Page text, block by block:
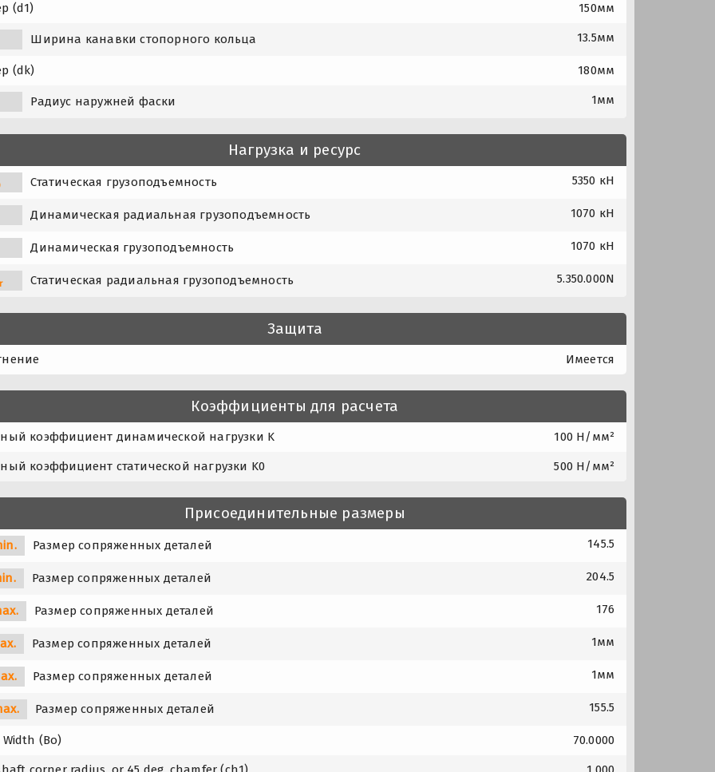
(d1) 150мм
Ширина канавки стопорного кольца 13.5мм
(dk) 180мм
Радиус наружней фаски 1мм
Нагрузка и ресурс
Статическая грузоподъемность 5350 кН
Динамическая радиальная грузоподъемность 1070 кН
Динамическая грузоподъемность 1070 кН
Статическая радиальная грузоподъемность 5.350.000N
Защита
Имеется
Коэффициенты для расчета
коэффициент динамической нагрузки K 100 Н/мм²
коэффициент статической нагрузки K0 500 Н/мм²
Присоединительные размеры
Размер сопряженных деталей 145.5
Размер сопряженных деталей 204.5
Размер сопряженных деталей 176
Размер сопряженных деталей 1мм
Размер сопряженных деталей 1мм
Размер сопряженных деталей 155.5
(Bo) 70.0000